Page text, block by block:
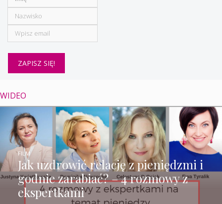
WIDEO
Jak uzdrowić relację z pieniędzmi i
godnie zarabiać? – 4 rozmowy z
ekspertkami
FILM